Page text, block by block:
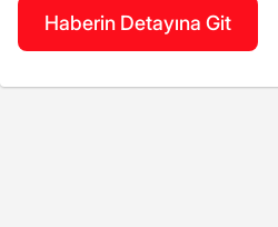
Haberin Detayına Git